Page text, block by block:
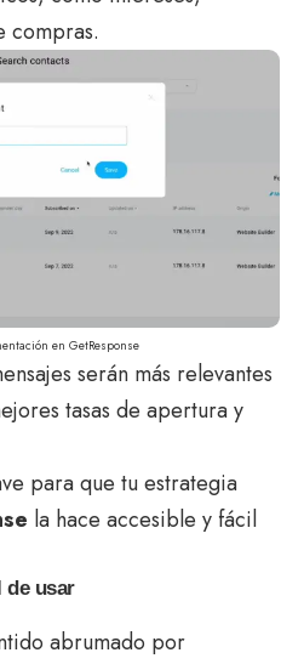
compras.
en GetResponse
serán más relevantes
tasas de apertura y
para que tu estrategia
la hace accesible y fácil
de usar
abrumado por